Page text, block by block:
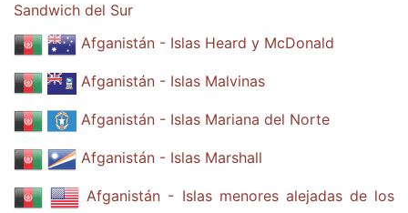
Sandwich del Sur
Afganistán - Islas Heard y McDonald
Afganistán - Islas Malvinas
Afganistán - Islas Mariana del Norte
Afganistán - Islas Marshall
Afganistán - Islas menores alejadas de los